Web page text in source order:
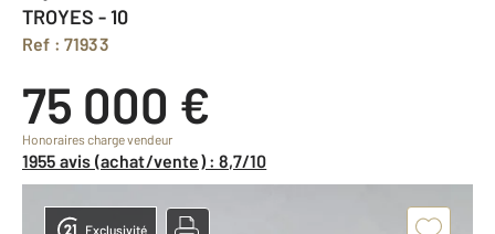
TROYES - 10
Ref : 71933
75 000 €
Honoraires charge vendeur
1955 avis (achat/vente) : 8,7/10
Exclusivité